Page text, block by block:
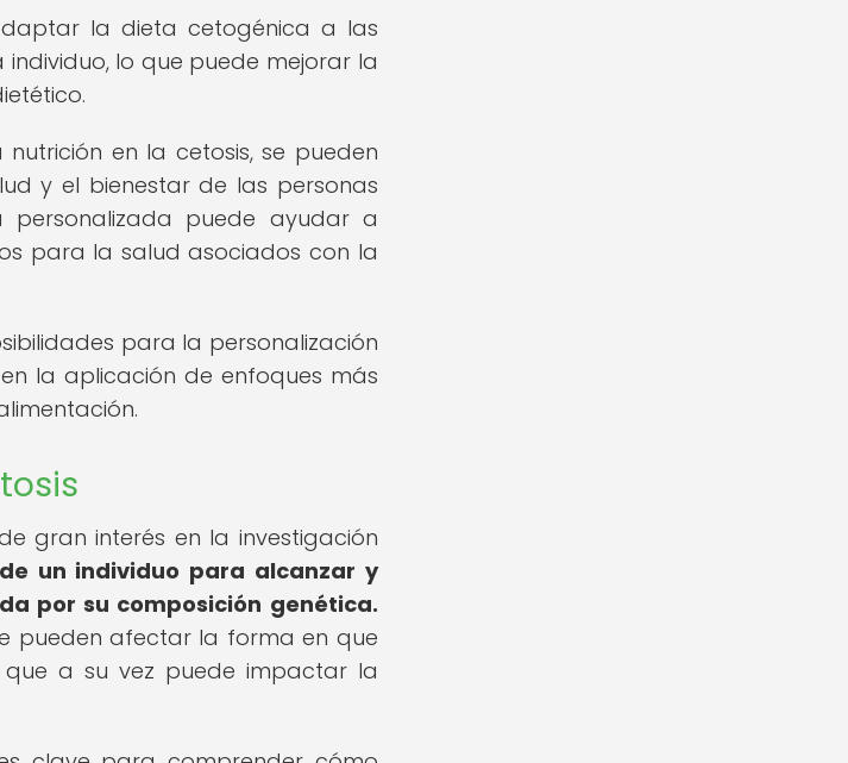
la dieta cetogénica a las
lo que puede mejorar la
en la cetosis, se pueden
y el bienestar de las personas
personalizada puede ayudar a
para la salud asociados con la
para la personalización
la aplicación de enfoques más
gran interés en la investigación
un individuo para alcanzar y
por su composición genética.
pueden afectar la forma en que
a su vez puede impactar la